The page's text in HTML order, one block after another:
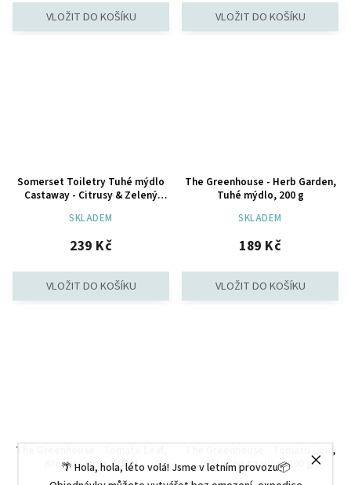
🌴 Hola, hola, léto volá! Jsme v letním provozu📦
Somerset Toiletry Tuhé mýdlo
Castaway - Citrusy & Zelený
SKLADEM
239 Kč
The Greenhouse - Herb Garden,
Tuhé mýdlo, 200 g
SKLADEM
189 Kč
The Greenhouse - Tomato Leaf,
Krém na ruce, 50 ml
The Greenhouse - Tomato Leaf,
Peeling na ruce, 200 g